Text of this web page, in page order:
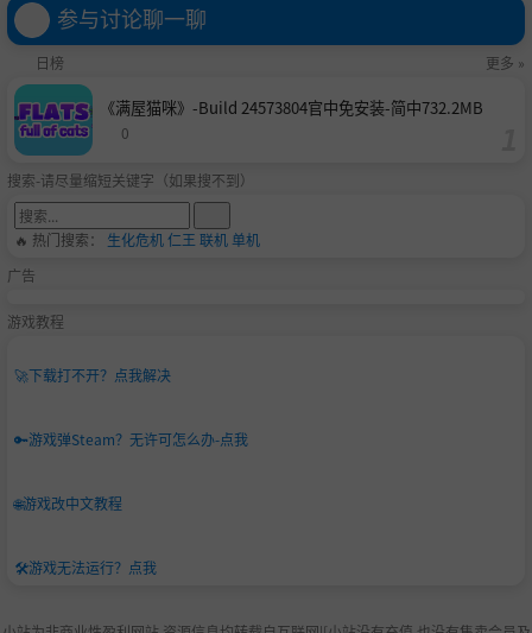
Josh, the Swordsman,
eat dexterity, favoring quick, decisive strikes and the abili
ty to quickly navigate his environment. He is particularly c
apable in aerial combat.
Melina, the Sorceress,
light twist on the arcanist archetype, having impressive, lo
ng-ranged projectiles and diminishing her foe’s capaciti
es. She adds to that powerful crowd control capacities, an
d optional support powers.
Farquol, the Nomad,
h hero who is part of a mystical and tribal community. His
king a larger wallop as a counterpoint.
esents a wide range of skills, such as explosive long-dista
参与讨论聊一聊
日榜 更多 »
《满屋猫咪》-Build 24573804官中免安装-简中732.2MB
0
搜索-请尽量缩短关键字（如果搜不到）
🔥 热门搜索： 生化危机仁王 联机单机
广告
游戏教程
🚀下载打不开？点我解决
🔑游戏弹Steam？无许可怎么办-点我
🌐游戏改中文教程
🛠️游戏无法运行？点我